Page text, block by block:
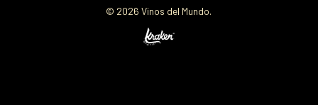
© 2026 Vinos del Mundo.